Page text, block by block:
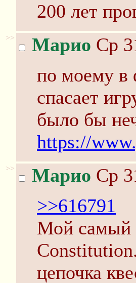
200 лет
>> Марио Ср
по моему в
спасает
было бы
https://
>> Марио Ср
>>616791
Мой самый
цепочка